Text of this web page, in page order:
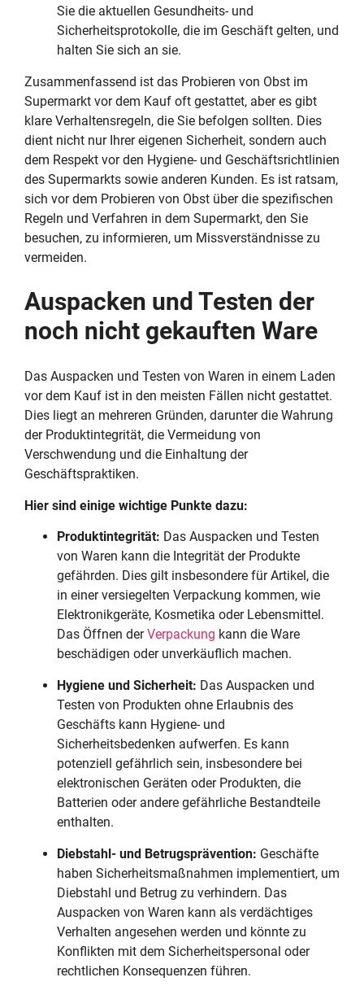
Sie die aktuellen Gesundheits- und
Sicherheitsprotokolle, die im Geschäft gelten, und
halten Sie sich an sie.
Zusammenfassend ist das Probieren von Obst im
Supermarkt vor dem Kauf oft gestattet, aber es gibt
klare Verhaltensregeln, die Sie befolgen sollten. Dies
dient nicht nur Ihrer eigenen Sicherheit, sondern auch
dem Respekt vor den Hygiene- und Geschäftsrichtlinien
des Supermarkts sowie anderen Kunden. Es ist ratsam,
sich vor dem Probieren von Obst über die spezifischen
Regeln und Verfahren in dem Supermarkt, den Sie
besuchen, zu informieren, um Missverständnisse zu
vermeiden.
Auspacken und Testen der
noch nicht gekauften Ware
Das Auspacken und Testen von Waren in einem Laden
vor dem Kauf ist in den meisten Fällen nicht gestattet.
Dies liegt an mehreren Gründen, darunter die Wahrung
der Produktintegrität, die Vermeidung von
Verschwendung und die Einhaltung der
Geschäftspraktiken.
Hier sind einige wichtige Punkte dazu:
Produktintegrität: Das Auspacken und Testen
von Waren kann die Integrität der Produkte
gefährden. Dies gilt insbesondere für Artikel, die
in einer versiegelten Verpackung kommen, wie
Elektronikgeräte, Kosmetika oder Lebensmittel.
Das Öffnen derVerpackung kann die Ware
beschädigen oder unverkäuflich machen.
Hygiene und Sicherheit: Das Auspacken und
Testen von Produkten ohne Erlaubnis des
Geschäfts kann Hygiene- und
Sicherheitsbedenken aufwerfen. Es kann
potenziell gefährlich sein, insbesondere bei
elektronischen Geräten oder Produkten, die
Batterien oder andere gefährliche Bestandteile
enthalten.
Diebstahl- und Betrugsprävention: Geschäfte
haben Sicherheitsmaßnahmen implementiert, um
Diebstahl und Betrug zu verhindern. Das
Auspacken von Waren kann als verdächtiges
Verhalten angesehen werden und könnte zu
Konflikten mit dem Sicherheitspersonal oder
rechtlichen Konsequenzen führen.